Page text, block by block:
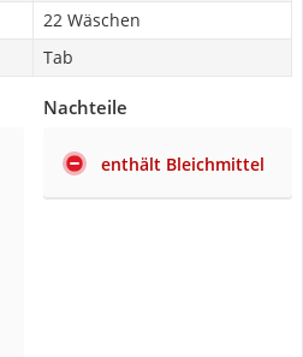
22 Wäschen
Tab
Nachteile
enthält Bleichmittel